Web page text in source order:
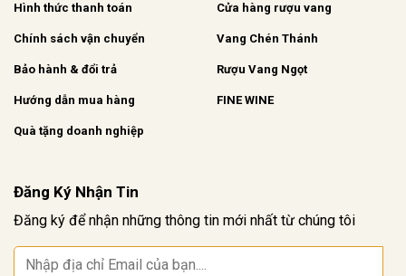
Hình thức thanh toán
Chính sách vận chuyển
Bảo hành & đổi trả
Hướng dẫn mua hàng
Quà tặng doanh nghiệp
Cửa hàng rượu vang
Vang Chén Thánh
Rượu Vang Ngọt
FINE WINE
Đăng Ký Nhận Tin
Đăng ký để nhận những thông tin mới nhất từ chúng tôi